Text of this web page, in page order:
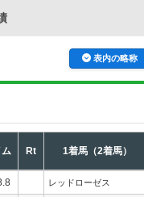
表内の略称
Rt 1着馬（2着馬）
レッドローゼス